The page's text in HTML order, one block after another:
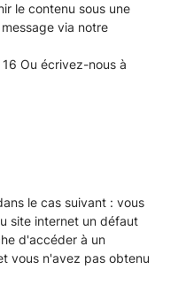
le contenu sous une
via notre
Ou écrivez-nous à
le cas suivant : vous
site internet un défaut
d'accéder à un
vous n'avez pas obtenu